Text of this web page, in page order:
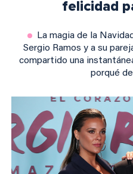
felicidad
La magia de la
Sergio Ramos y a su
compartido una
porqué